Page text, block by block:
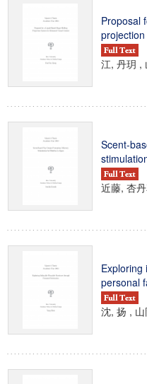
Proposal
江, 丹玥 ,
Scent-
近藤, 杏
Exploring
personal
沈, 扬 ,